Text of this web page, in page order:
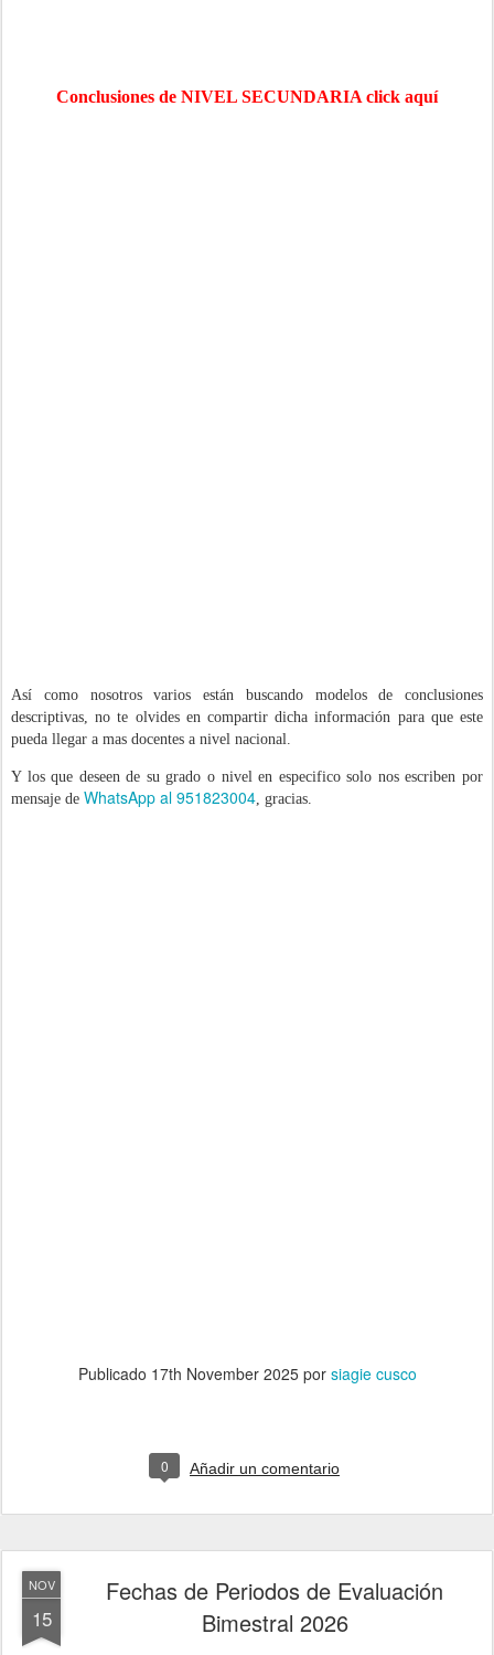
Conclusiones de NIVEL SECUNDARIA click aquí
Así como nosotros varios están buscando modelos de conclusiones
descriptivas, no te olvides en compartir dicha información para que este
pueda llegar a mas docentes a nivel nacional.
Y los que deseen de su grado o nivel en especifico solo nos escriben por
mensaje de WhatsApp al 951823004, gracias.
Publicado 17th November 2025por siagie cusco
0 Añadir un comentario
NOV
15
Fechas de Periodos de Evaluación
Bimestral 2026